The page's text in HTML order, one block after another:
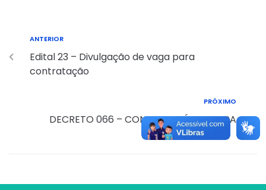
ANTERIOR
Edital 23 – Divulgação de vaga para
contratação
PRÓXIMO
DECRETO 066 – CONSULTA PÚBLICA PPA